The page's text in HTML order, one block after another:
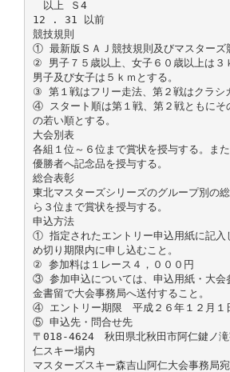
以上 Ｓ4
12 . 31 以前
競技規則
① 最新版ＳＡＪ競技規則及びマスターズ
② 男子７５歳以上、女子６０歳以上は３
男子及び女子は５ｋｍとする。
③ 第１戦はフリー走法、第２戦はクラシ
④ スタート順は第１戦、第２戦ともにそ
の若い順とする。
大会別表
各組１位～６位まで賞状を授与する。ま
優勝者へ記念品を授与する。
総合表彰
東北マスターズシリーズのグループ別の
ら３位まで賞状を授与する。
申込方法
① 指定されたエントリー申込用紙に記入
め切り期限内に申し込むこと。
② 参加料は１レース４，０００円
③ 参加申込については、申込用紙・大会
金書留で大会事務局へ送付すること。
④ エントリー期限 平成２６年１２月１
⑤ 申込先・問合せ先
〒018-4624 秋田県北秋田市阿仁鍵ノ
仁スキー場内
マスターズスキー森吉山阿仁大会事務局宛